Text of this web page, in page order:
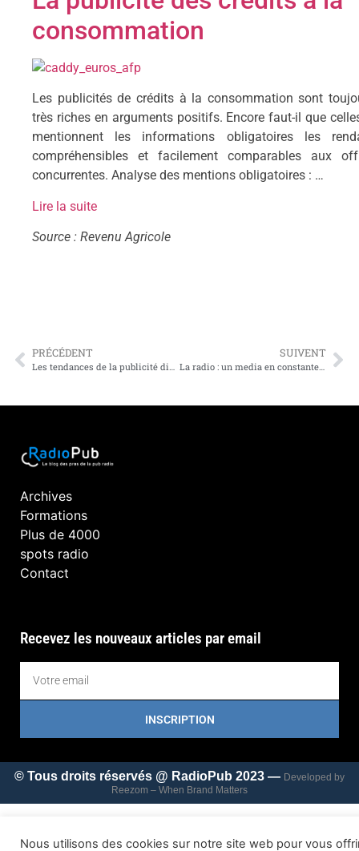
consommation
Les publicités de crédits à la consommation sont
très riches en arguments positifs. Encore faut-il que
mentionnent les informations obligatoires les
compréhensibles et facilement comparables aux
concurrentes. Analyse des mentions obligatoires : …
Lire la suite
Source : Revenu Agricole
PRÉCÉDENT
Les tendances de la publicité digitale en 2015
SUIVENT
La radio : un media en constante (re)évolutions by Frédéric Piot (Publi-Tribune)
Archives
Formations
Plus de 4000
spots radio
Contact
Recevez les nouveaux articles par email
INSCRIPTION
© Tous droits réservés @ RadioPub 2023 — Developed by
Reezom – When Brand Matters
Nous utilisons des cookies sur notre site web pour vous